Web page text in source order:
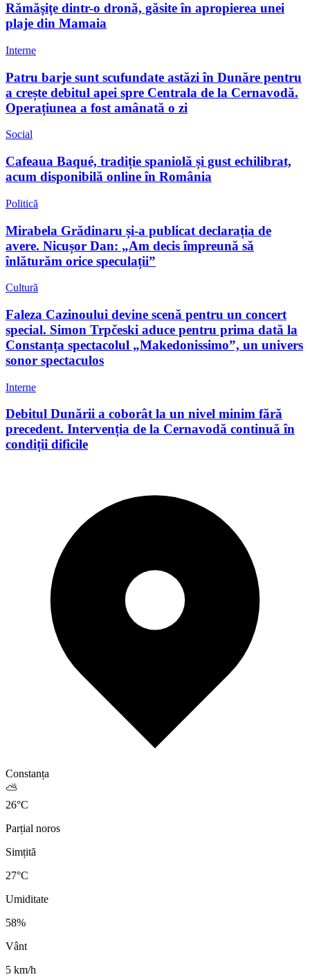
Rămăşiţe dintr-o dronă, găsite în apropierea unei
plaje din Mamaia
Interne
Patru barje sunt scufundate astăzi în Dunăre pentru
a crește debitul apei spre Centrala de la Cernavodă.
Operațiunea a fost amânată o zi
Social
Cafeaua Baqué, tradiție spaniolă și gust echilibrat,
acum disponibilă online în România
Politică
Mirabela Grădinaru și-a publicat declarația de
avere. Nicușor Dan: „Am decis împreună să
înlăturăm orice speculații”
Cultură
Faleza Cazinoului devine scenă pentru un concert
special. Simon Trpčeski aduce pentru prima dată la
Constanța spectacolul „Makedonissimo”, un univers
sonor spectaculos
Interne
Debitul Dunării a coborât la un nivel minim fără
precedent. Intervenția de la Cernavodă continuă în
condiții dificile
Constanța
⛅
26°C
Parțial noros
Simțită
27°C
Umiditate
58%
Vânt
5 km/h